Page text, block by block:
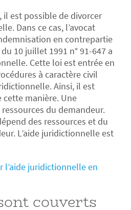
il est possible de divorcer
Dans ce cas, l’avocat
en contrepartie
10 juillet 1991 n° 91-647 a
Cette loi est entrée en
à caractère civil
Ainsi, il est
cette manière. Une
du demandeur.
des ressources et du
L’aide juridictionnelle est
l’aide juridictionnelle en
couverts